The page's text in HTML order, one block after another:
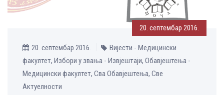
20. септембар 2016.
20. септембар 2016.
Вијести - Медицински
факултет, Избори у звања - Извјештаји, Обавјештења -
Медицински факултет, Сва Обавјештења, Све
Aктуелности